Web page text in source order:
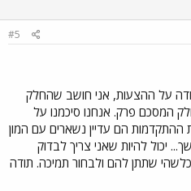
#5
על ההצעות, אני חושב שהחלק
המסכם פרק. אנחנו סיכמנו על
ההתקדמות הם עדיין נשארים עם המון
יכול להיות שאני צריך לבדוק
שתתן להם ולבחור תמיכה. תודה